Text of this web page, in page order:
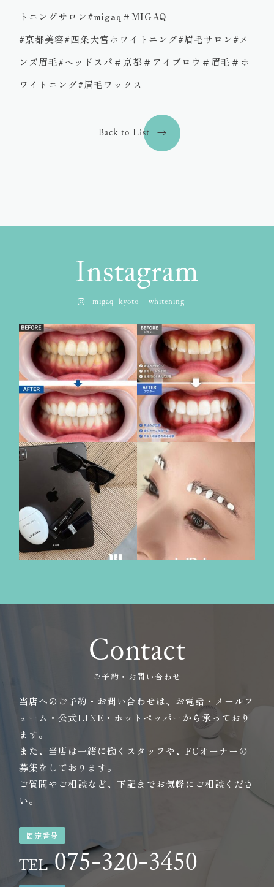
トニングサロン#migaq＃MIGAQ
#京都美容#四条大宮ホワイトニング#眉毛サロン#メ
ンズ眉毛#ヘッドスパ＃京都＃アイブロウ＃眉毛＃ホ
ワイトニング#眉毛ワックス
Back to List
Instagram
migaq_kyoto__whitening
Contact
ご予約・お問い合わせ
当店へのご予約・お問い合わせは、お電話・メールフ
ォーム・公式LINE・ホットペッパーから承っており
ます。
また、当店は一緒に働くスタッフや、FCオーナーの
募集をしております。
ご質問やご相談など、下記までお気軽にご相談くださ
い。
固定番号
TEL075-320-3450